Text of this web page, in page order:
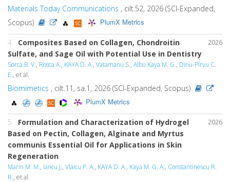
Materials Today Communications , cilt.52, 2026 (SCI-Expanded,
Scopus)
PlumX Metrics
2026
4. Composites Based on Collagen, Chondroitin
Sulfate, and Sage Oil with Potential Use in Dentistry
Sorca B. V., Rosca A., KAYA D. A., Vatamanu S., Albu Kaya M. G., Dinu-Pîrvu C.
E., et al.
Biomimetics , cilt.11, sa.1, 2026 (SCI-Expanded, Scopus)
PlumX Metrics
2026
5. Formulation and Characterization of Hydrogel
Based on Pectin, Collagen, Alginate and Myrtus
communis Essential Oil for Applications in Skin
Regeneration
Marin M. M., Iancu J., Vlaicu P. A., KAYA D. A., Kaya M. G. A., Constantinescu R.
R., et al.